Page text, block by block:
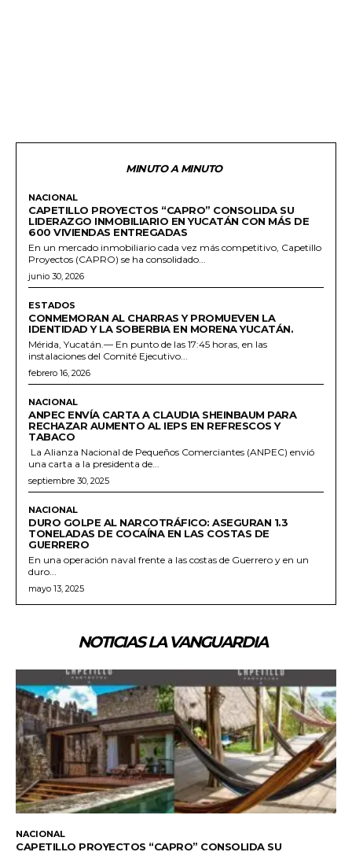
MINUTO A MINUTO
NACIONAL
CAPETILLO PROYECTOS “CAPRO” CONSOLIDA SU
LIDERAZGO INMOBILIARIO EN YUCATÁN CON MÁS DE
600 VIVIENDAS ENTREGADAS
En un mercado inmobiliario cada vez más competitivo, Capetillo
Proyectos (CAPRO) se ha consolidado...
junio 30, 2026
ESTADOS
CONMEMORAN AL CHARRAS Y PROMUEVEN LA
IDENTIDAD Y LA SOBERBIA EN MORENA YUCATÁN.
Mérida, Yucatán.— En punto de las 17:45 horas, en las
instalaciones del Comité Ejecutivo...
febrero 16, 2026
NACIONAL
ANPEC ENVÍA CARTA A CLAUDIA SHEINBAUM PARA
RECHAZAR AUMENTO AL IEPS EN REFRESCOS Y
TABACO
La Alianza Nacional de Pequeños Comerciantes (ANPEC) envió
una carta a la presidenta de...
septiembre 30, 2025
NACIONAL
DURO GOLPE AL NARCOTRÁFICO: ASEGURAN 1.3
TONELADAS DE COCAÍNA EN LAS COSTAS DE
GUERRERO
En una operación naval frente a las costas de Guerrero y en un
duro...
mayo 13, 2025
NOTICIAS LA VANGUARDIA
NACIONAL
CAPETILLO PROYECTOS “CAPRO” CONSOLIDA SU